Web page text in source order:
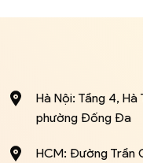
Hà Nội: Tầng 4, Hà
phường Đống Đa
HCM: Đường Trần